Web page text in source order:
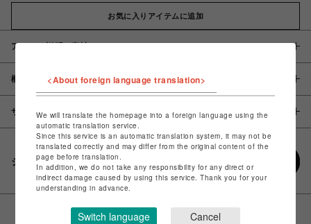
お気に入りアイテムに追加
アイテム説明 / 素材
概要
サイズ
シェアする
<About foreign language translation>
We will translate the homepage into a foreign language using the
automatic translation service.
Since this service is an automatic translation system, it may not be
translated correctly and may differ from the original content of the
page before translation.
In addition, we do not take any responsibility for any direct or
indirect damage caused by using this service. Thank you for your
understanding in advance.
Switch language Cancel